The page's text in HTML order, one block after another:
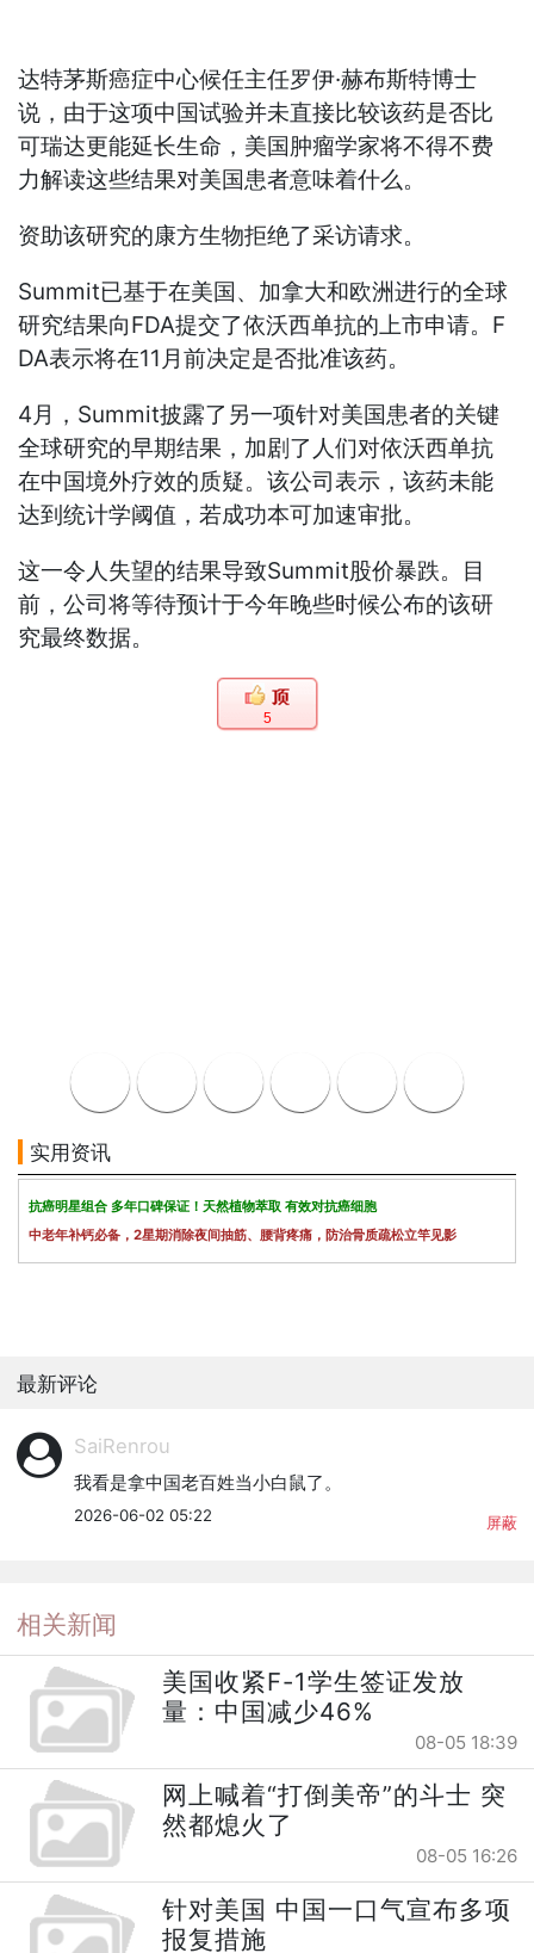
达特茅斯癌症中心候任主任罗伊·赫布斯特博士
说，由于这项中国试验并未直接比较该药是否比
可瑞达更能延长生命，美国肿瘤学家将不得不费
力解读这些结果对美国患者意味着什么。
资助该研究的康方生物拒绝了采访请求。
Summit已基于在美国、加拿大和欧洲进行的全球
研究结果向FDA提交了依沃西单抗的上市申请。F
DA表示将在11月前决定是否批准该药。
4月，Summit披露了另一项针对美国患者的关键
全球研究的早期结果，加剧了人们对依沃西单抗
在中国境外疗效的质疑。该公司表示，该药未能
达到统计学阈值，若成功本可加速审批。
这一令人失望的结果导致Summit股价暴跌。目
前，公司将等待预计于今年晚些时候公布的该研
究最终数据。
5
实用资讯
抗癌明星组合 多年口碑保证！天然植物萃取 有效对抗癌细胞
中老年补钙必备，2星期消除夜间抽筋、腰背疼痛，防治骨质疏松立竿见影
最新评论
SaiRenrou
我看是拿中国老百姓当小白鼠了。
2026-06-02 05:22 屏蔽
相关新闻
美国收紧F-1学生签证发放
量：中国减少46%
08-05 18:39
网上喊着“打倒美帝”的斗士 突
然都熄火了
08-05 16:26
针对美国 中国一口气宣布多项
报复措施